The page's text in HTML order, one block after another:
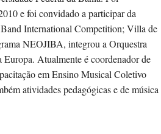
e foi convidado a participar da
International Competition; Villa de
NEOJIBA, integrou a Orquestra
Atualmente é coordenador de
em Ensino Musical Coletivo
atividades pedagógicas e de música